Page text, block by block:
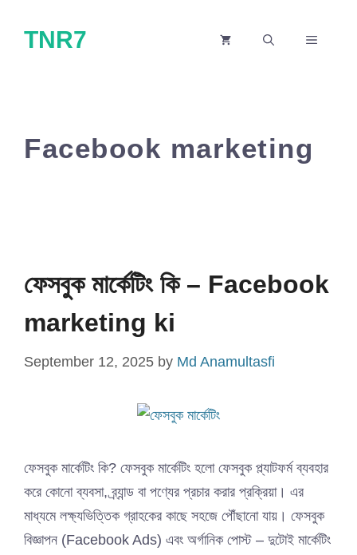
TNR7 MENU
Facebook marketing
ফেসবুক মার্কেটিং কি – Facebook
marketing ki
September 12, 2025 by Md Anamultasfi
ফেসবুক মার্কেটিং কি? ফেসবুক মার্কেটিং হলো ফেসবুক প্ল্যাটফর্ম ব্যবহার
করে কোনো ব্যবসা, ব্র্যান্ড বা পণ্যের প্রচার করার প্রক্রিয়া। এর
মাধ্যমে লক্ষ্যভিত্তিক গ্রাহকের কাছে সহজে পৌঁছানো যায়। ফেসবুক
বিজ্ঞাপন (Facebook Ads) এবং অর্গানিক পোস্ট – দুটোই মার্কেটিং